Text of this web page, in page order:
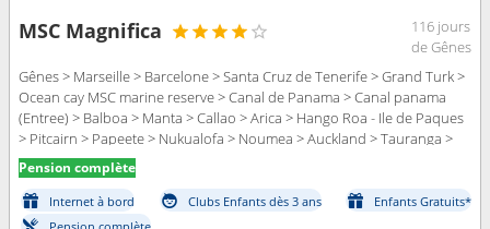
MSC Magnifica
116 jours
de Gênes
Gênes > Marseille > Barcelone > Santa Cruz de Tenerife > Grand Turk >
Ocean cay MSC marine reserve > Canal de Panama > Canal panama
(Entree) > Balboa > Manta > Callao > Arica > Hango Roa - Ile de Paques
> Pitcairn > Papeete > Nukualofa > Noumea > Auckland > Tauranga >
Napier > Picton > Wellington > Sydney > Cairns > Lombok > Benoa > Ho
Chi Minh-Ville > Baie d Halong > Chan May > Laem Chabang >
Sihanoukville > Singapour > Port Klang > Colombo > Cochin > Bombay
> Dubai > Mascate > Aqaba > Canal de suez (sortie) > Canal de Suez >
Pension complète
Internet à bord Clubs Enfants dès 3 ans
Enfants Gratuits*